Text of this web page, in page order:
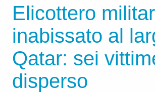
Elicottero
inabissato al
Qatar: sei
disperso